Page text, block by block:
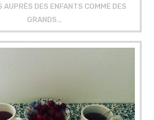
AUPRÈS DES ENFANTS COMME DES
GRANDS…